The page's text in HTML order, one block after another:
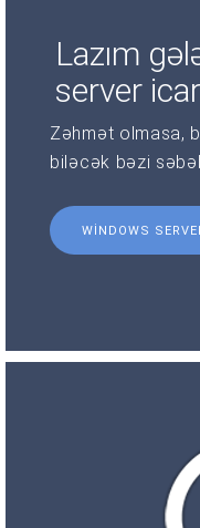
Lazım
server
Zəhmət olmasa,
biləcək bəzi
WINDOWS